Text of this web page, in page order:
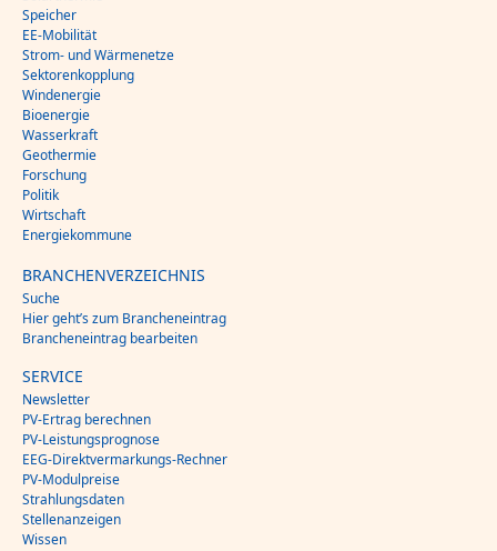
Speicher
EE-Mobilität
Strom- und Wärmenetze
Sektorenkopplung
Windenergie
Bioenergie
Wasserkraft
Geothermie
Forschung
Politik
Wirtschaft
Energiekommune
BRANCHENVERZEICHNIS
Suche
Hier geht’s zum Brancheneintrag
Brancheneintrag bearbeiten
SERVICE
Newsletter
PV-Ertrag berechnen
PV-Leistungsprognose
EEG-Direktvermarkungs-Rechner
PV-Modulpreise
Strahlungsdaten
Stellenanzeigen
Wissen